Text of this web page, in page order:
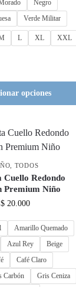
Negro
Verde Militar
L XL XXL
opciones
TODOS
Cuello Redondo
Premium Niño
$20.000
Amarillo Quemado
Azul Rey
Beige
Café Claro
Carbón
Gris Ceniza